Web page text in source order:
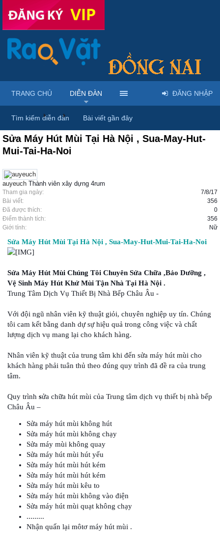
Diễn đàn ... Mua bán & sửa điện tử, điện lạnh
Sửa Máy Hút Mùi Tại Hà Nội , Sua-May-Hut-
Mui-Tai-Ha-Noi
auyeuch Thành viên xây dựng 4rum
Tham gia ngày:
7/8/17
Bài viết:
356
Đã được thích:
0
Điểm thành tích:
356
Giới tính:
Nữ
Sửa Máy Hút Mùi Tại Hà Nội , Sua-May-Hut-Mui-Tai-Ha-Noi
Sửa Máy Hút Mùi Chúng Tôi Chuyên Sửa Chữa ,Bảo Dưỡng ,
Vệ Sinh Máy Hút Khử Mùi Tận Nhà Tại Hà Nội .
Trung Tâm Dịch Vụ Thiết Bị Nhà Bếp Châu Âu -
Với đội ngũ nhân viên kỹ thuật giỏi, chuyên nghiệp uy tín. Chúng
tôi cam kết bằng danh dự sự hiệu quả trong công việc và chất
lượng dịch vụ mang lại cho khách hàng.
Nhân viên kỹ thuật của trung tâm khi đến sửa máy hút mùi cho
khách hàng phải tuân thủ theo đúng quy trình đã đề ra của trung
tâm.
Quy trình sửa chữa hút mùi của Trung tâm dịch vụ thiết bị nhà bếp
Châu Âu –
Sửa máy hút mùi không hút
Sửa máy hút mùi không chạy
Sửa máy mùi không quay
Sửa máy hút mùi hút yếu
Sửa máy hút mùi hút kém
Sửa máy hút mùi hút kém
Sửa máy hút mùi kêu to
Sửa máy hút mùi không vào điện
Sửa máy hút mùi quạt không chạy
.........
Nhận quấn lại môtơ máy hút mùi .
TRANG CHỦ DIỄN ĐÀN
Tìm kiếm diễn đàn Bài viết gần đây
ĐĂNG NHẬP